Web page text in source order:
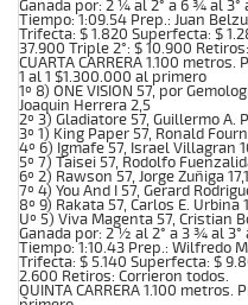
Ganada por: 2 ¼ al 2° a 6 ¾ al 3°
Tiempo: 1:09.54 Prep.: Juan
Trifecta: $ 1.820 Superfecta: $
37.900 Triple 2°: $ 10.900
CUARTA CARRERA 1.100
1 al 1 $1.300.000 al primero
1º 8) ONE VISION 57, por
Joaquin Herrera 2,5
2º 3) Gladiatore 57, Guillermo A.
3º 1) King Paper 57, Ronald
4º 6) Igmafe 57, Israel Villagran
5º 7) Taisei 57, Rodolfo
6º 2) Rawson 57, Jorge Zuñiga 17,1
7º 4) You And I 57, Gerard
8º 9) Rakata 57, Carlos E. Urbina
Uº 5) Viva Magenta 57, Cristian
Ganada por: 2 ½ al 2° a 3 ¾ al 3° a
Tiempo: 1:10.43 Prep.: Wilfredo
Trifecta: $ 5.140 Superfecta: $
2.600 Retiros: Corrieron todos.
QUINTA CARRERA 1.100